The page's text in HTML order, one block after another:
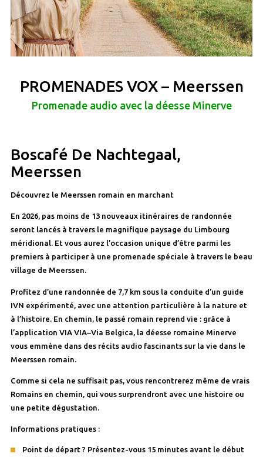
PROMENADES VOX – Meerssen
Promenade audio avec la déesse Minerve
Boscafé De Nachtegaal,
Meerssen
Découvrez le Meerssen romain en marchant
En 2026, pas moins de 13 nouveaux itinéraires de randonnée
seront lancés à travers le magnifique paysage du Limbourg
méridional. Et vous aurez l’occasion unique d’être parmi les
premiers à participer à une promenade spéciale à travers le beau
village de Meerssen.
Profitez d’une randonnée de 7,7 km sous la conduite d’un guide
IVN expérimenté, avec une attention particulière à la nature et
à l’histoire. En chemin, le passé romain reprend vie : grâce à
l’application VIA VIA–Via Belgica, la déesse romaine Minerve
vous emmène dans des récits audio fascinants sur la vie dans le
Meerssen romain.
Comme si cela ne suffisait pas, vous rencontrerez même de vrais
Romains en chemin, qui vous surprendront avec une histoire ou
une petite dégustation.
Informations pratiques :
Point de départ ? Présentez-vous 15 minutes avant le début